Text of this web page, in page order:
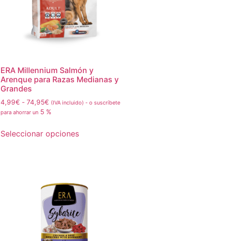
ERA Millennium Salmón y
Arenque para Razas Medianas y
Grandes
4,99€ - 74,95€ (IVA incluido) - o suscríbete
para ahorrar un 5 %
Seleccionar opciones